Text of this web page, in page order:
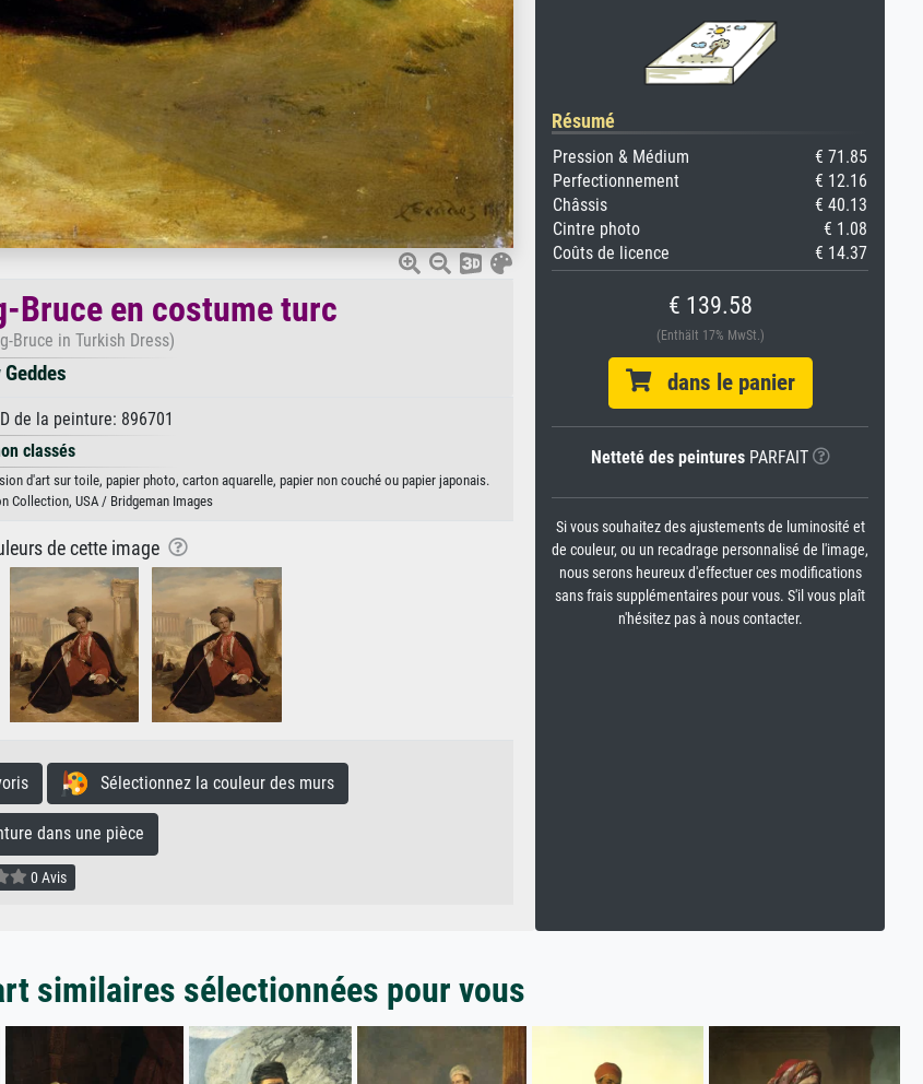
Bruce en costume turc
Bruce in Turkish Dress)
de la peinture: 896701
classés
d'art sur toile, papier photo, carton aquarelle, papier non couché ou papier japonais.
Collection, USA / Bridgeman Images
de cette image
Sélectionnez la couleur des murs
dans une pièce
0 Avis
Résumé
Pression & Médium
€ 71.85
Perfectionnement
€ 12.16
Châssis
€ 40.13
Cintre photo
€ 1.08
Coûts de licence
€ 14.37
€ 139.58
(Enthält 17% MwSt.)
dans le panier
Netteté des peinturesPARFAIT
Si vous souhaitez des ajustements de luminosité et
de couleur, ou un recadrage personnalisé de l'image,
nous serons heureux d'effectuer ces modifications
sans frais supplémentaires pour vous. S'il vous plaît
n'hésitez pas à nous contacter.
similaires sélectionnées pour vous